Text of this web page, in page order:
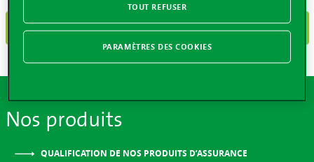
RETOUR AUX PRODUITS
Nos produits
QUALIFICATION DE NOS PRODUITS D’ASSURANCE
TOUT REFUSER
PARAMÈTRES DES COOKIES